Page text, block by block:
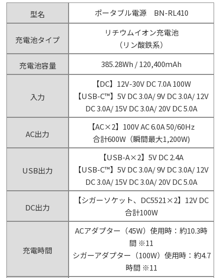
型名 ポータブル電源 BN-RL410
充電池タイプ
リチウムイオン充電池
（リン酸鉄系）
充電池容量
385.28Wh / 120,400ｍAh
入力
【DC】12V-30V DC 7.0A 100W
【USB-C™】5V DC 3.0A/ 9V DC 3.0A/ 12V
DC 3.0A/ 15V DC 3.0A/ 20V DC 5.0A
AC出力
【AC×2】100V AC 6.0A 50/60Hz
合計600W（瞬間最大1,200W)
USB出力
【USB-A×2】5V DC 2.4A
【USB-C™】5V DC 3.0A/ 9V DC 3.0A/ 12V
DC 3.0A/ 15V DC 3.0A/ 20V DC 5.0A
DC出力
【シガーソケット、DC5521×2】12V DC
合計100W
充電時間
ACアダプター（45W）使用時：約10.3時
間 ※11
シガーアダプター（100W）使用時：約4.7
時間 ※11